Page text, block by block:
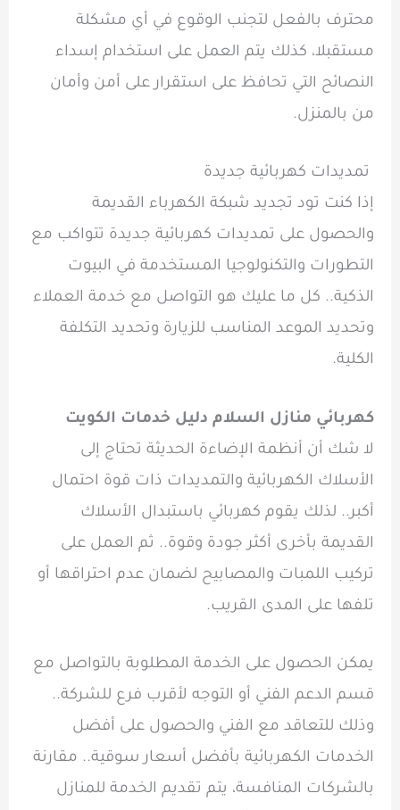
محترف بالفعل لتجنب الوقوع في أي مشكلة
مستقبلا، كذلك يتم العمل على استخدام إسداء
النصائح التي تحافظ على استقرار على أمن وأمان
من بالمنزل.
تمديدات كهربائية جديدة
إذا كنت تود تجديد شبكة الكهرباء القديمة
والحصول على تمديدات كهربائية جديدة تتواكب مع
التطورات والتكنولوجيا المستخدمة في البيوت
الذكية.. كل ما عليك هو التواصل مع خدمة العملاء
وتحديد الموعد المناسب للزيارة وتحديد التكلفة
الكلية.
كهربائي منازل السلام دليل خدمات الكويت
لا شك أن أنظمة الإضاءة الحديثة تحتاج إلى
الأسلاك الكهربائية والتمديدات ذات قوة احتمال
أكبر.. لذلك يقوم كهربائي باستبدال الأسلاك
القديمة بأخرى أكثر جودة وقوة.. ثم العمل على
تركيب اللمبات والمصابيح لضمان عدم احتراقها أو
تلفها على المدى القريب.
يمكن الحصول على الخدمة المطلوبة بالتواصل مع
قسم الدعم الفني أو التوجه لأقرب فرع للشركة..
وذلك للتعاقد مع الفني والحصول على أفضل
الخدمات الكهربائية بأفضل أسعار سوقية.. مقارنة
بالشركات المنافسة، يتم تقديم الخدمة للمنازل